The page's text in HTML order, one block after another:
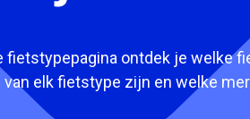
fietstypepagina ontdek je welke
van elk fietstype zijn en welke